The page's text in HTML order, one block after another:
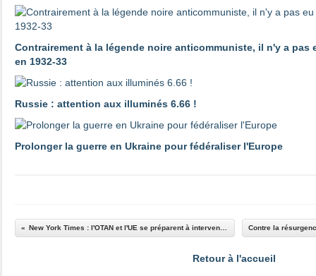
Contrairement à la légende noire anticommuniste, il n'y a pas
en 1932-33
Russie : attention aux illuminés 6.66 !
Prolonger la guerre en Ukraine pour fédéraliser l'Europe
Retour à l'accueil